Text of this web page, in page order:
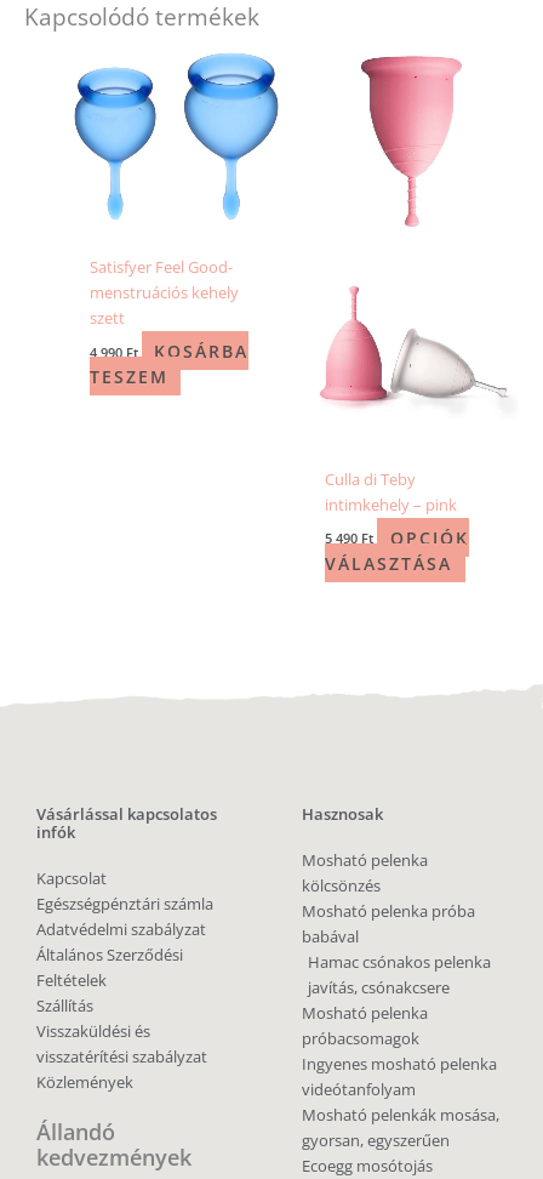
Kapcsolódó termékek
Satisfyer Feel Good-
menstruációs kehely
szett
4 990 Ft
KOSÁRBA
TESZEM
Culla di Teby
intimkehely – pink
5 490 Ft
OPCIÓK
VÁLASZTÁSA
Vásárlással kapcsolatos
infók
Kapcsolat
Egészségpénztári számla
Adatvédelmi szabályzat
Általános Szerződési
Feltételek
Szállítás
Visszaküldési és
visszatérítési szabályzat
Közlemények
Állandó
kedvezmények
Hasznosak
Mosható pelenka
kölcsönzés
Mosható pelenka próba
babával
Hamac csónakos pelenka
javítás, csónakcsere
Mosható pelenka
próbacsomagok
Ingyenes mosható pelenka
videótanfolyam
Mosható pelenkák mosása,
gyorsan, egyszerűen
Ecoegg mosótojás